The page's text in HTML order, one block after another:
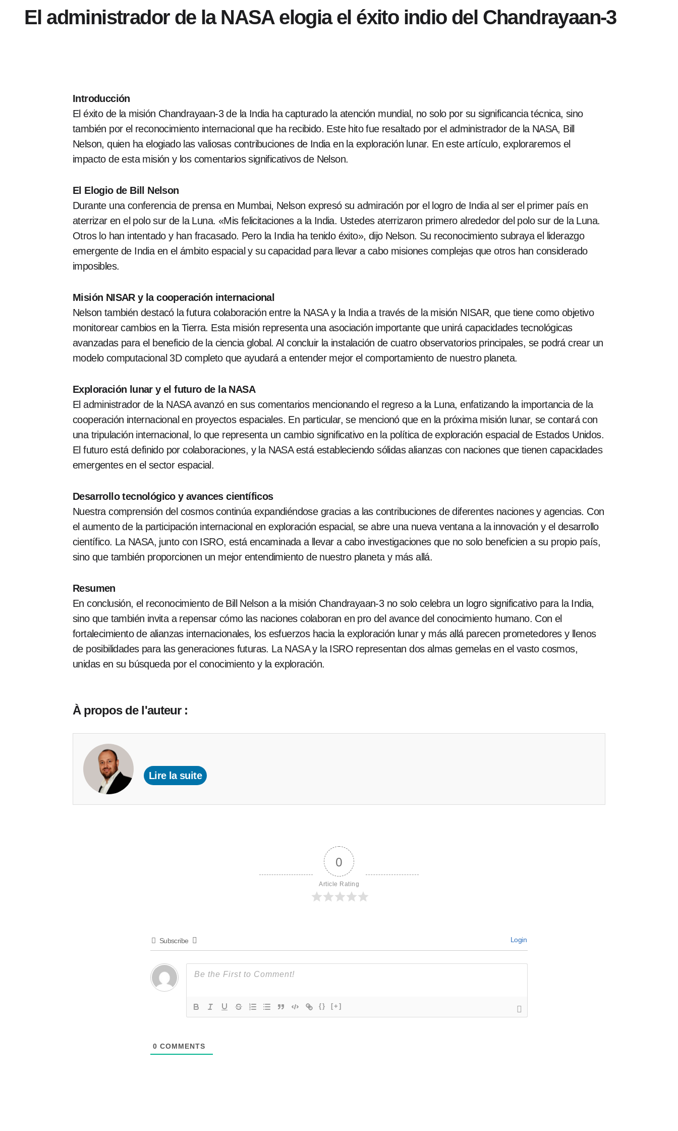
El administrador de la NASA elogia el éxito indio del Chandrayaan-3
Introducción
El éxito de la misión Chandrayaan-3 de la India ha capturado la atención mundial, no solo por su significancia técnica, sino
también por el reconocimiento internacional que ha recibido. Este hito fue resaltado por el administrador de la NASA, Bill
Nelson, quien ha elogiado las valiosas contribuciones de India en la exploración lunar. En este artículo, exploraremos el
impacto de esta misión y los comentarios significativos de Nelson.
El Elogio de Bill Nelson
Durante una conferencia de prensa en Mumbai, Nelson expresó su admiración por el logro de India al ser el primer país en
aterrizar en el polo sur de la Luna. «Mis felicitaciones a la India. Ustedes aterrizaron primero alrededor del polo sur de la Luna.
Otros lo han intentado y han fracasado. Pero la India ha tenido éxito», dijo Nelson. Su reconocimiento subraya el liderazgo
emergente de India en el ámbito espacial y su capacidad para llevar a cabo misiones complejas que otros han considerado
imposibles.
Misión NISAR y la cooperación internacional
Nelson también destacó la futura colaboración entre la NASA y la India a través de la misión NISAR, que tiene como objetivo
monitorear cambios en la Tierra. Esta misión representa una asociación importante que unirá capacidades tecnológicas
avanzadas para el beneficio de la ciencia global. Al concluir la instalación de cuatro observatorios principales, se podrá crear un
modelo computacional 3D completo que ayudará a entender mejor el comportamiento de nuestro planeta.
Exploración lunar y el futuro de la NASA
El administrador de la NASA avanzó en sus comentarios mencionando el regreso a la Luna, enfatizando la importancia de la
cooperación internacional en proyectos espaciales. En particular, se mencionó que en la próxima misión lunar, se contará con
una tripulación internacional, lo que representa un cambio significativo en la política de exploración espacial de Estados Unidos.
El futuro está definido por colaboraciones, y la NASA está estableciendo sólidas alianzas con naciones que tienen capacidades
emergentes en el sector espacial.
Desarrollo tecnológico y avances científicos
Nuestra comprensión del cosmos continúa expandiéndose gracias a las contribuciones de diferentes naciones y agencias. Con
el aumento de la participación internacional en exploración espacial, se abre una nueva ventana a la innovación y el desarrollo
científico. La NASA, junto con ISRO, está encaminada a llevar a cabo investigaciones que no solo beneficien a su propio país,
sino que también proporcionen un mejor entendimiento de nuestro planeta y más allá.
Resumen
En conclusión, el reconocimiento de Bill Nelson a la misión Chandrayaan-3 no solo celebra un logro significativo para la India,
sino que también invita a repensar cómo las naciones colaboran en pro del avance del conocimiento humano. Con el
fortalecimiento de alianzas internacionales, los esfuerzos hacia la exploración lunar y más allá parecen prometedores y llenos
de posibilidades para las generaciones futuras. La NASA y la ISRO representan dos almas gemelas en el vasto cosmos,
unidas en su búsqueda por el conocimiento y la exploración.
À propos de l'auteur :
Lire la suite
0
Article Rating
Subscribe Login
{} [+]
0 COMMENTS